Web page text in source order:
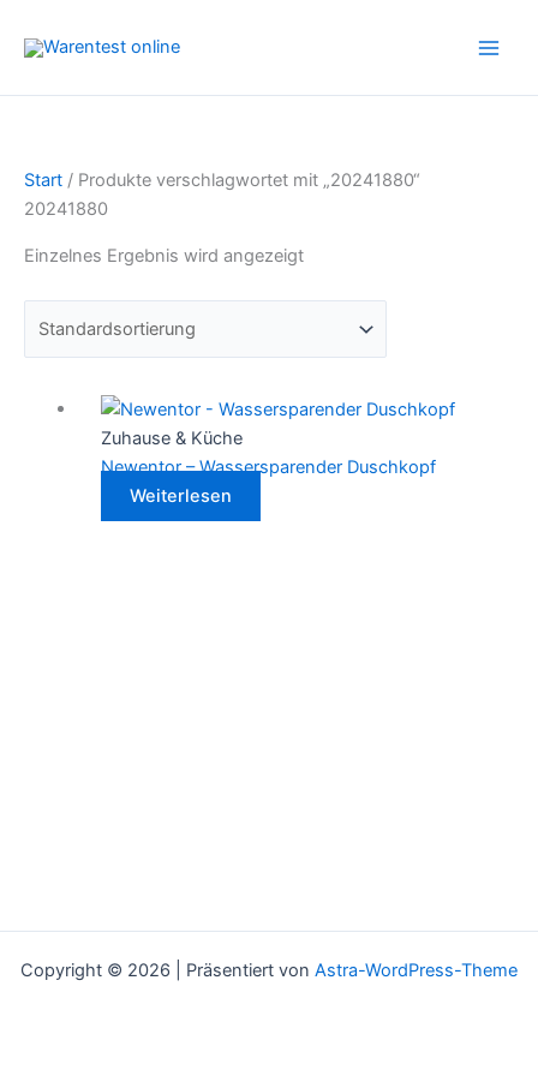
Inhalt
Start / Produkte verschlagwortet mit „20241880“
20241880
Einzelnes Ergebnis wird angezeigt
Zuhause & Küche
Newentor – Wassersparender Duschkopf
Weiterlesen
Copyright © 2026 | Präsentiert von Astra-WordPress-Theme